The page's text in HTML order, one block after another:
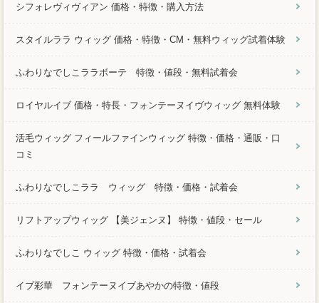
シフォレヴィヴィアン 価格・特徴・購入方法
スタイルララ ウィッグ 価格・特徴・CM・無料ウィッグ試着体験
ふわりなでしこララボーテ 特徴・値段・無料試着会
ロイヤルイブ 価格・特長・フォンテーヌイヴウィッグ 無料体験
活毛ウィッグ フィールファインウィッグ 特徴・価格・通販・口
コミ
ふわりなでしこララ ウィッグ 特徴・価格・試着会
リフトアップウィッグ 【美ジェンヌ】 特徴・値段・セール
ふわりなでしこ ウィッグ 特徴・価格・試着会
イブ彩華 フォンテーヌイブあやかの特徴・値段